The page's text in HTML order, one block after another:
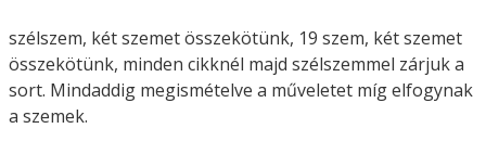
szélszem, két szemet összekötünk, 19 szem, két szemet
összekötünk, minden cikknél majd szélszemmel zárjuk a
sort. Mindaddig megismételve a műveletet míg elfogynak
a szemek.